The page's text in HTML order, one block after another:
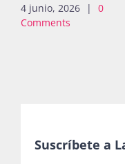
4 junio, 2026 |
0
Comments
Suscríbete a